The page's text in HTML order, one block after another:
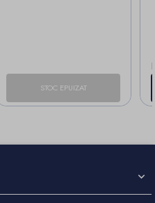
STOC EPUIZAT